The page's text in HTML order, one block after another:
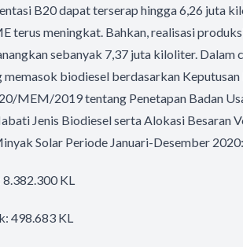
B20 dapat terserap hingga 6,26 juta
terus meningkat. Bahkan, realisasi
sebanyak 7,37 juta kiloliter. Dalam
memasok biodiesel berdasarkan
MEM/2019 tentang Penetapan Badan
Jenis Biodiesel serta Alokasi Besaran
Solar Periode Januari-Desember 2020:
KL
498.683 KL